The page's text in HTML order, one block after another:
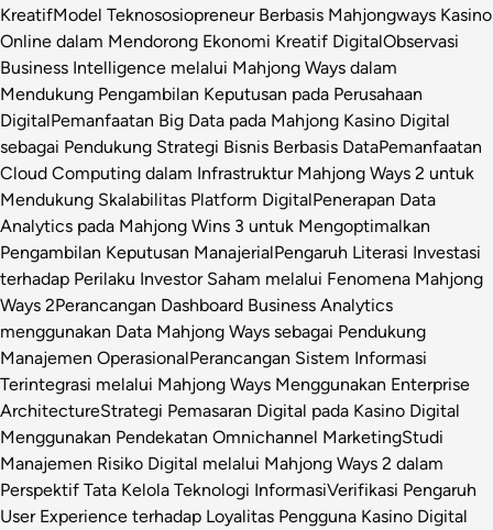
KreatifModel Teknososiopreneur Berbasis Mahjongways Kasino
Online dalam Mendorong Ekonomi Kreatif DigitalObservasi
Business Intelligence melalui Mahjong Ways dalam
Mendukung Pengambilan Keputusan pada Perusahaan
DigitalPemanfaatan Big Data pada Mahjong Kasino Digital
sebagai Pendukung Strategi Bisnis Berbasis DataPemanfaatan
Cloud Computing dalam Infrastruktur Mahjong Ways 2 untuk
Mendukung Skalabilitas Platform DigitalPenerapan Data
Analytics pada Mahjong Wins 3 untuk Mengoptimalkan
Pengambilan Keputusan ManajerialPengaruh Literasi Investasi
terhadap Perilaku Investor Saham melalui Fenomena Mahjong
Ways 2Perancangan Dashboard Business Analytics
menggunakan Data Mahjong Ways sebagai Pendukung
Manajemen OperasionalPerancangan Sistem Informasi
Terintegrasi melalui Mahjong Ways Menggunakan Enterprise
ArchitectureStrategi Pemasaran Digital pada Kasino Digital
Menggunakan Pendekatan Omnichannel MarketingStudi
Manajemen Risiko Digital melalui Mahjong Ways 2 dalam
Perspektif Tata Kelola Teknologi InformasiVerifikasi Pengaruh
User Experience terhadap Loyalitas Pengguna Kasino Digital